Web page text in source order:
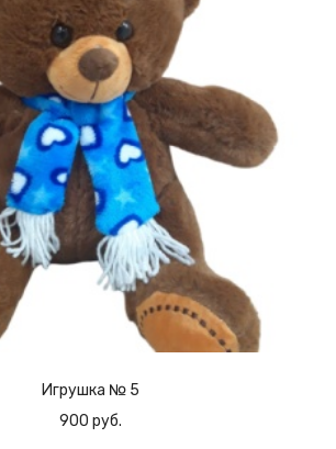
Игрушка № 5
900 руб.